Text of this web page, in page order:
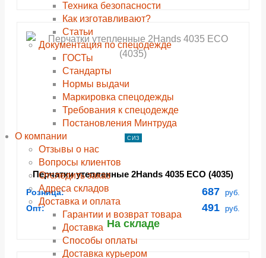
Техника безопасности
Как изготавливают?
Статьи
Документация по спецодежде
ГОСТы
Cтандарты
Нормы выдачи
Маркировка спецодежды
Требования к спецодежде
Постановления Минтруда
О компании
Отзывы о нас
Вопросы клиентов
Отследить заказ
Адреса складов
Доставка и оплата
Гарантии и возврат товара
Доставка
Способы оплаты
Доставка курьером
СИЗ
Перчатки утепленные 2Hands 4035 ECO (4035)
Розница: 687 руб.
Опт: 491 руб.
На складе